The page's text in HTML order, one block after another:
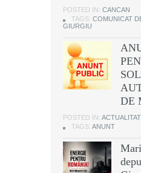
POSTED IN: CANCAN
TAGS: COMUNICAT
GIURGIU
DE
POSTED IN:
TAGS: ANUNT